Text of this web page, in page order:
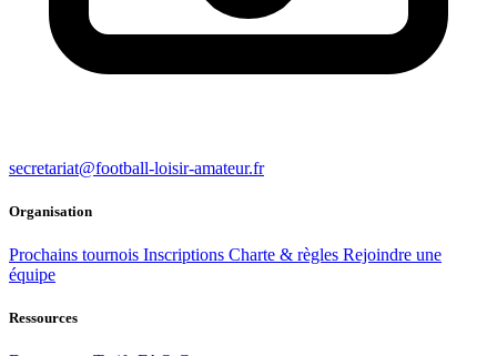
secretariat@football-loisir-amateur.fr
Organisation
Prochains tournois Inscriptions Charte & règles Rejoindre une
équipe
Ressources